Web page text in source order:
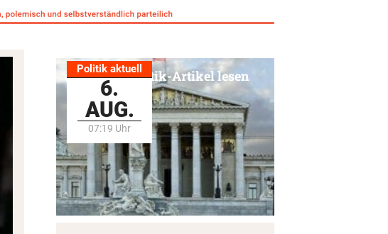
Politik aktuell
6.
AUG.
07:19 Uhr
Alle Politik-Artikel lesen